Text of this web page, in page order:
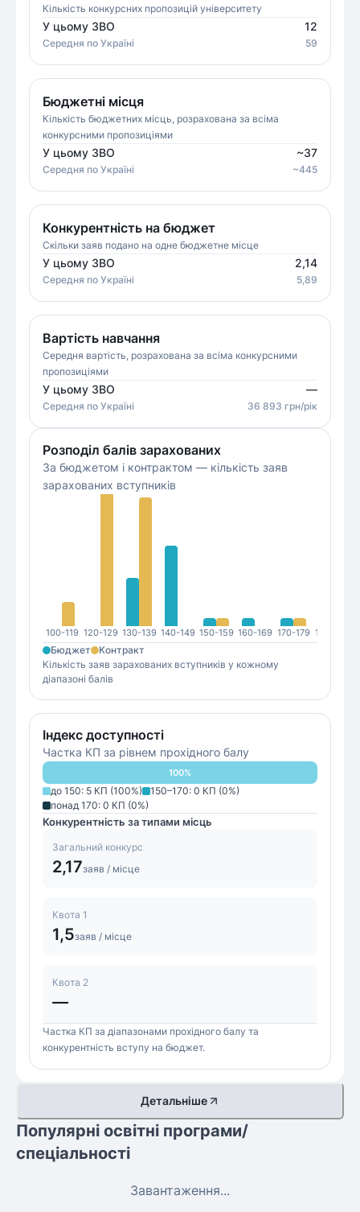
Кількість конкурсних пропозицій університету
У цьому ЗВО 12
Середня по Україні 59
Бюджетні місця
Кількість бюджетних місць, розрахована за всіма
конкурсними пропозиціями
У цьому ЗВО ~37
Середня по Україні ~445
Конкурентність на бюджет
Скільки заяв подано на одне бюджетне місце
У цьому ЗВО 2,14
Середня по Україні 5,89
Вартість навчання
Середня вартість, розрахована за всіма конкурсними
пропозиціями
У цьому ЗВО —
Середня по Україні 36 893 грн/рік
Розподіл балів зарахованих
За бюджетом і контрактом — кількість заяв
зарахованих вступників
100-119 120-129 130-139 140-149 150-159 160-169 170-179 180-189
Бюджет
Контракт
Кількість заяв зарахованих вступників у кожному
діапазоні балів
Індекс доступності
Частка КП за рівнем прохідного балу
100%
до 150: 5 КП (100%) 150–170: 0 КП (0%)
понад 170: 0 КП (0%)
Конкурентність за типами місць
Загальний конкурс
2,17заяв / місце
Квота 1
1,5заяв / місце
Квота 2
—
Частка КП за діапазонами прохідного балу та
конкурентність вступу на бюджет.
Детальніше
Популярні освітні програми/
спеціальності
Завантаження...